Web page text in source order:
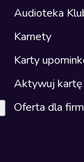
Audioteka
Karnety
Karty
Aktywuj kartę
Oferta dla